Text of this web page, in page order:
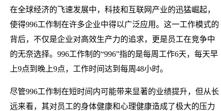
在全球经济的飞速发展中，科技和互联网产业的迅猛崛起，
使得996工作制在许多企业中得以广泛应用。这一工作模式的
背后，不仅是企业对高效生产力的追求，更是员工在竞争中
的无奈选择。996工作制的“996”指的是每周工作6天，每天早
上9点到晚上9点，工作时间达到每周48小时。
尽管996工作制在短时间内可能带来显著的业绩提升，但从长
远来看，其对员工的身体健康和心理健康造成了极大的压力